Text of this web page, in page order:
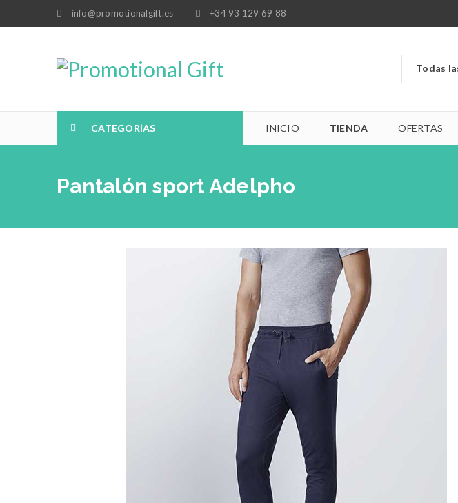
info@promotionalgift.es +34 93 129 69 88
CATEGORÍAS INICIO TIENDA OFERTAS
Pantalón sport Adelpho